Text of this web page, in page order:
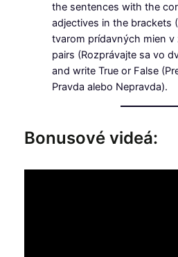
the sentences with the
adjectives in the brackets
tvarom prídavných mien v
pairs (Rozprávajte sa vo
and write True or False
Pravda alebo Nepravda).
Bonusové videá: